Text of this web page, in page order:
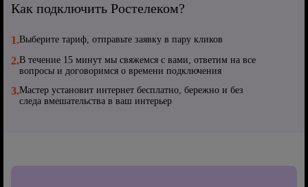
Как подключить Ростелеком?
1.Выберите тариф, отправьте заявку в пару кликов
2.В течение 15 минут мы свяжемся с вами, ответим на все
вопросы и договоримся о времени подключения
3.Мастер установит интернет бесплатно, бережно и без
следа вмешательства в ваш интерьер